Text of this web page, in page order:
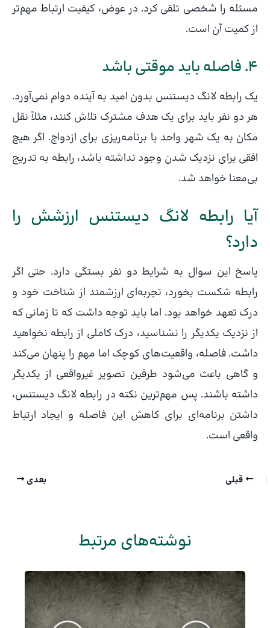
مسئله را شخصی تلقی کرد. در عوض، کیفیت ارتباط مهم‌تر
از کمیت آن است.
۴. فاصله باید موقتی باشد
یک رابطه لانگ دیستنس بدون امید به آینده دوام نمی‌آورد.
هر دو نفر باید برای یک هدف مشترک تلاش کنند، مثلاً نقل
مکان به یک شهر واحد یا برنامه‌ریزی برای ازدواج. اگر هیچ
افقی برای نزدیک شدن وجود نداشته باشد، رابطه به تدریج
بی‌معنا خواهد شد.
آیا رابطه لانگ دیستنس ارزشش را
دارد؟
پاسخ این سوال به شرایط دو نفر بستگی دارد. حتی اگر
رابطه شکست بخورد، تجربه‌ای ارزشمند از شناخت خود و
درک تعهد خواهد بود. اما باید توجه داشت که تا زمانی که
از نزدیک یکدیگر را نشناسید، درک کاملی از رابطه نخواهید
داشت. فاصله، واقعیت‌های کوچک اما مهم را پنهان می‌کند
و گاهی باعث می‌شود طرفین تصویر غیرواقعی از یکدیگر
داشته باشند. پس مهم‌ترین نکته در رابطه لانگ دیستنس،
داشتن برنامه‌ای برای کاهش این فاصله و ایجاد ارتباط
واقعی است.
قبلی بعدی
نوشته‌های مرتبط